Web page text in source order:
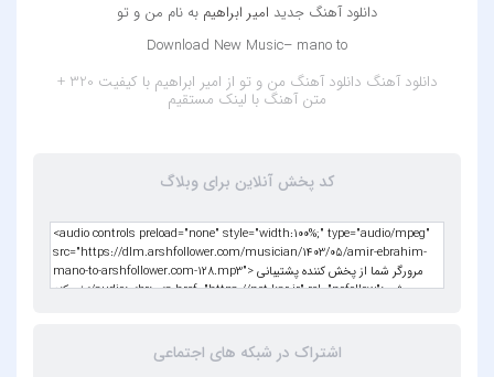
دانلود آهنگ جدید امیر ابراهیم به نام من و تو
Download New Music– mano to
دانلود آهنگ
دانلود آهنگ من و تو از امیر ابراهیم با کیفیت 320 +
متن آهنگ با لینک مستقیم
کد پخش آنلاین برای وبلاگ
اشتراک در شبکه های اجتماعی